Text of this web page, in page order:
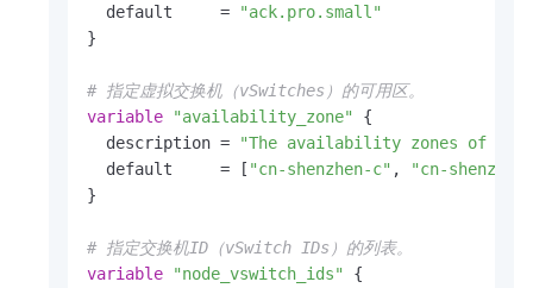
  default     =
"ack.pro.small"
}
# 指定虚拟交换机（vSwitches）的可用区。
variable
"availability_zone"
{
  description =
"The availability zones of
  default     = [
"cn-shenzhen-c" ,
"cn-
}
# 指定交换机ID（vSwitch IDs）的列表。
variable
"node_vswitch_ids"
{